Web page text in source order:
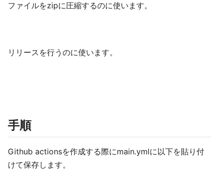
ファイルをzipに圧縮するのに使います。
リリースを行うのに使います。
手順
Github actionsを作成する際にmain.ymlに以下を貼り付
けて保存します。